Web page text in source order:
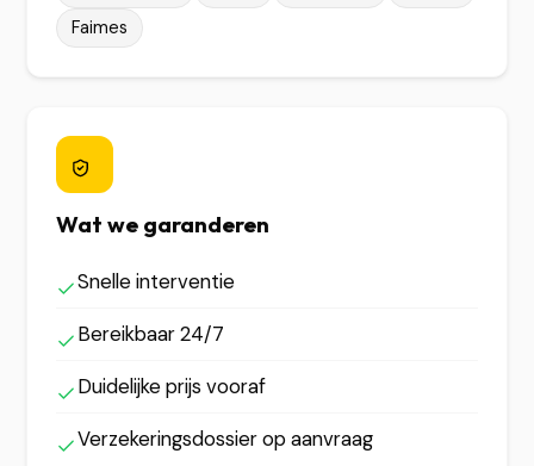
Faimes
Wat we garanderen
Snelle interventie
Bereikbaar 24/7
Duidelijke prijs vooraf
Verzekeringsdossier op aanvraag